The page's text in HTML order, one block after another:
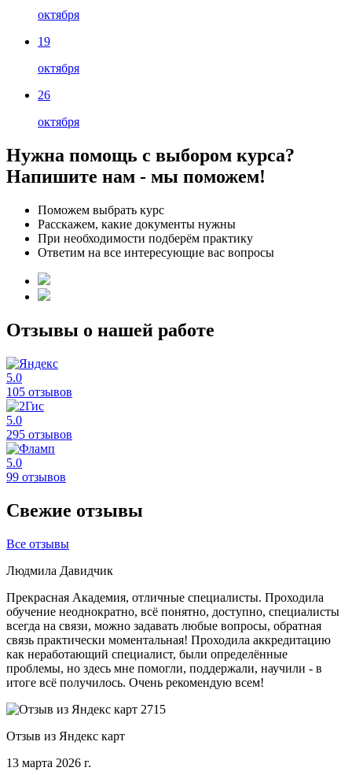
октября
19
октября
26
октября
Нужна помощь с выбором курса?
Напишите нам - мы поможем!
Поможем выбрать курс
Расскажем, какие документы нужны
При необходимости подберём практику
Ответим на все интересующие вас вопросы
Отзывы о нашей работе
5.0
105 отзывов
5.0
295 отзывов
5.0
99 отзывов
Свежие отзывы
Все отзывы
Людмила Давидчик
Прекрасная Академия, отличные специалисты. Проходила
обучение неоднократно, всё понятно, доступно, специалисты
всегда на связи, можно задавать любые вопросы, обратная
связь практически моментальная! Проходила аккредитацию
как неработающий специалист, были определённые
проблемы, но здесь мне помогли, поддержали, научили - в
итоге всё получилось. Очень рекомендую всем!
Отзыв из Яндекс карт
13 марта 2026 г.